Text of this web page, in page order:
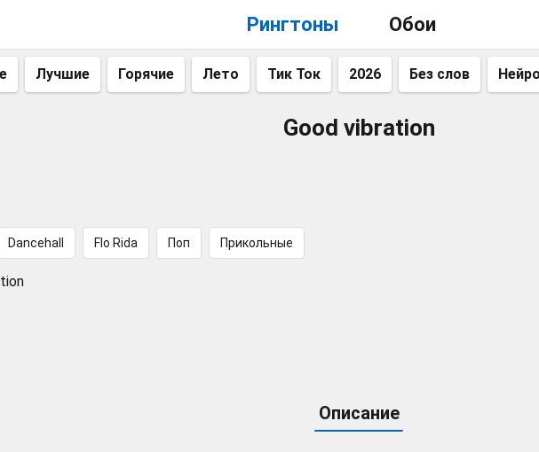
Рингтоны Обои
Лучшие Горячие Лето Тик Ток 2026 Без слов
Good vibration
Dancehall Flo Rida Поп Прикольные
Описание